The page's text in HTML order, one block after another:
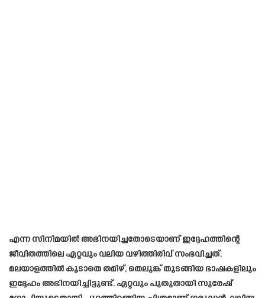
എന്ന സിനിമയിൽ അഭിനയിച്ചതോടെയാണ് ഇദ്ദേഹത്തിന്റെ
ജീവിതത്തിലെ ഏറ്റവും വലിയ വഴിത്തിരിവ് സംഭവിച്ചത്.
മലയാളത്തിൽ കൂടാതെ തമിഴ്, തെലുങ്ക് തുടങ്ങിയ ഭാഷകളിലും
ഇദ്ദേഹം അഭിനയിച്ചിട്ടുണ്ട്. ഏറ്റവും പുതുതായി സുരേഷ്